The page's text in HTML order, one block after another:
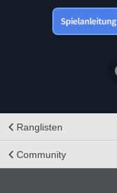
Ranglisten
Community